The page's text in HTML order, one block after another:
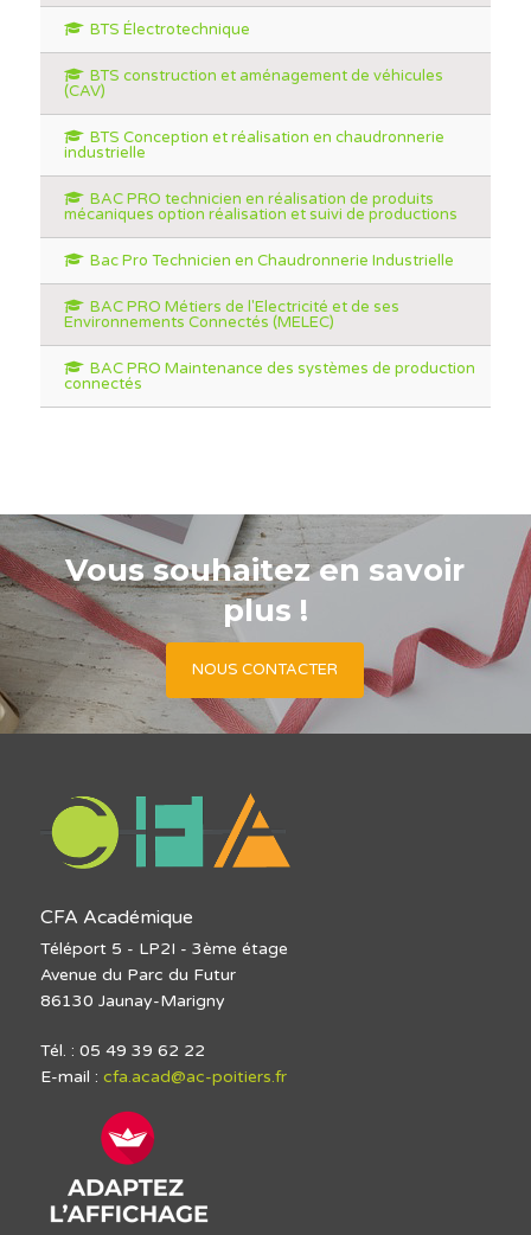
BTS Électrotechnique
BTS construction et aménagement de véhicules
(CAV)
BTS Conception et réalisation en chaudronnerie
industrielle
BAC PRO technicien en réalisation de produits
mécaniques option réalisation et suivi de productions
Bac Pro Technicien en Chaudronnerie Industrielle
BAC PRO Métiers de l'Electricité et de ses
Environnements Connectés (MELEC)
BAC PRO Maintenance des systèmes de production
connectés
Vous souhaitez en savoir
plus !
NOUS CONTACTER
CFA Académique
Téléport 5 - LP2I - 3ème étage
Avenue du Parc du Futur
86130 Jaunay-Marigny
Tél. : 05 49 39 62 22
E-mail : cfa.acad@ac-poitiers.fr